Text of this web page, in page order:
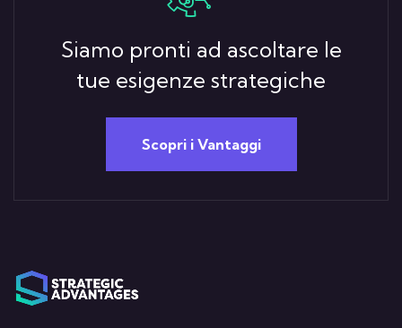
Siamo pronti ad ascoltare le
tue esigenze strategiche
Scopri i Vantaggi